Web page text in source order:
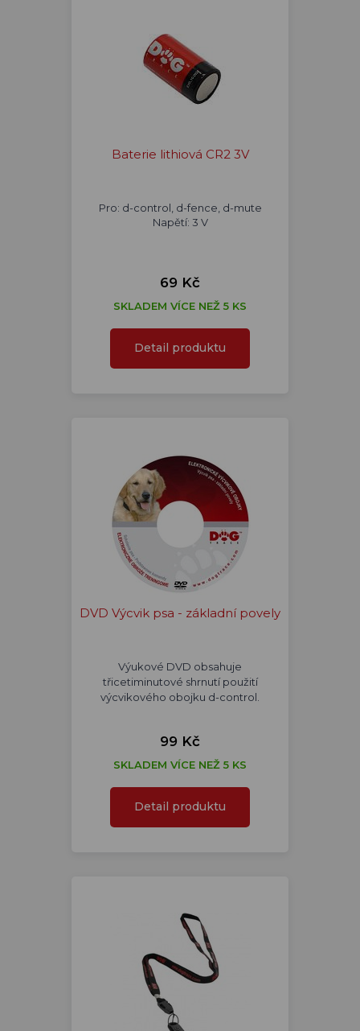
Baterie lithiová CR2 3V
Pro: d-control, d-fence, d-mute
Napětí: 3 V
69 Kč
SKLADEM VÍCE NEŽ 5 KS
Detail produktu
DVD Výcvik psa - základní povely
Výukové DVD obsahuje
třicetiminutové shrnutí použití
výcvikového obojku d-control.
99 Kč
SKLADEM VÍCE NEŽ 5 KS
Detail produktu